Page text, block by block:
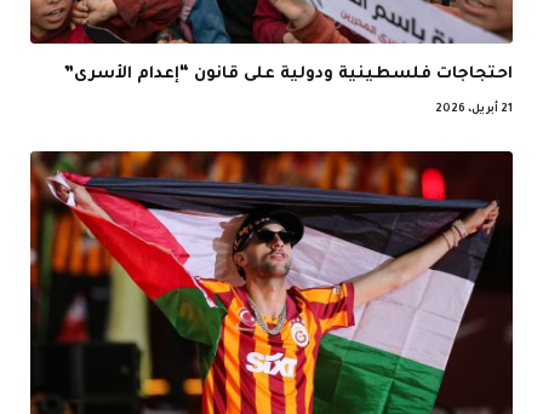
احتجاجات فلسطينية ودولية على قانون “إعدام الأسرى”
21 أبريل، 2026